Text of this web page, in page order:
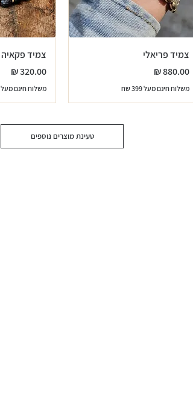
צמיד פריאלי
מחיר‏880.00 ‏₪
משלוח חינם מעל 399 שח
צמיד פקאיה
מחיר
משלוח חינם מעל 399 שח
טעינת מוצרים נוספים